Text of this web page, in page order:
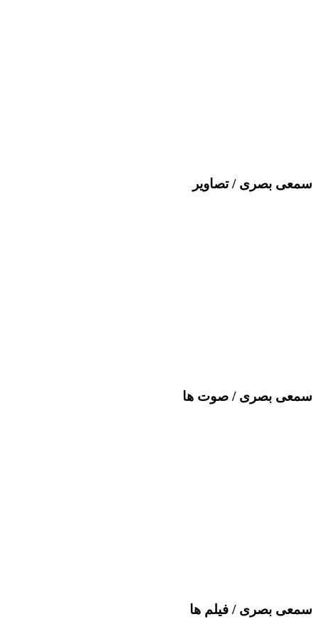
سمعی بصری /تصاویر
سمعی بصری / صوت ها
سمعی بصری / فیلم ها